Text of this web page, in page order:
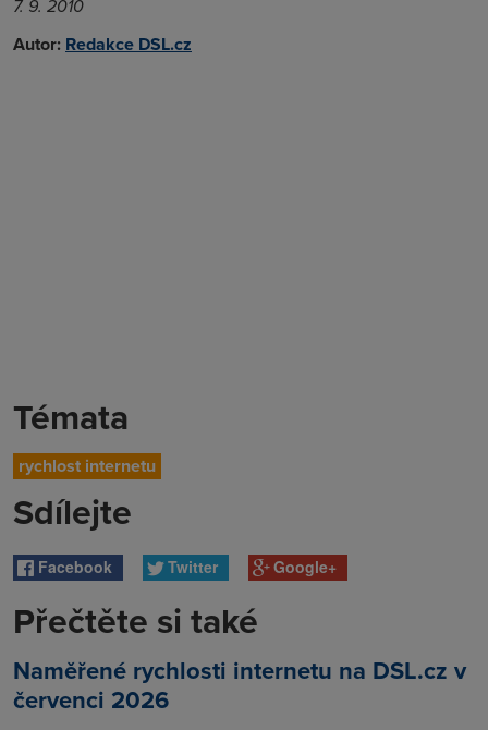
7. 9. 2010
Autor: Redakce DSL.cz
Témata
rychlost internetu
Sdílejte
Facebook Twitter Google+
Přečtěte si také
Naměřené rychlosti internetu na DSL.cz v
červenci 2026